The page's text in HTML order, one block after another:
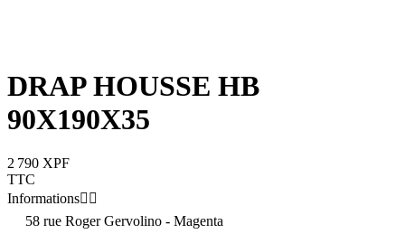
DRAP HOUSSE HB
90X190X35
2 790 XPF
TTC
Informations 
58 rue Roger Gervolino - Magenta